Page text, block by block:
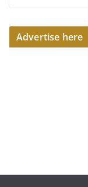
Advertise here